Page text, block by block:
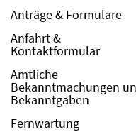
Anträge & Formulare
Anfahrt &
Kontaktformular
Amtliche
Bekanntmachungen
Bekanntgaben
Fernwartung